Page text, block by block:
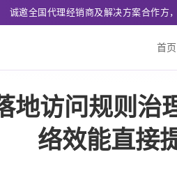
诚邀全国代理经销商及解决方案合作方
首页
地访问规则治
络效能直接